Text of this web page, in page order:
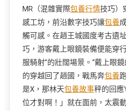
MR（混雜實際包養行情技巧）
感工坊，前沿數字技巧讓包養
觸可感。在趙王城國度考古遺
巧，游客戴上眼鏡裝備便能穿
服騎射”的壯闊場景。“戴上眼
的穿越回了趙國，戰馬奔包養
是X，那林天包養故事秤的回應
位才對啊！」就在面前，太震